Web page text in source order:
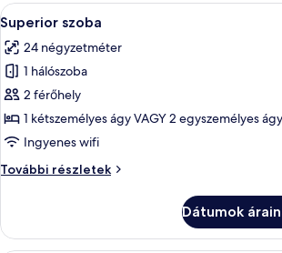
A
következő
szoba
összes
képének
megtekintése:
Superior
Egy
10
Superior szoba
24 négyzetméter
1 hálószoba
2 férőhely
1 kétszemélyes ágy VAGY 2 egyszemélyes ágy
Ingyenes wifi
További részletek
Superior
Dátumok